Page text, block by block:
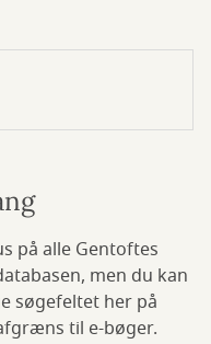
på alle Gentoftes
men du kan
søgefeltet her på
til e-bøger.